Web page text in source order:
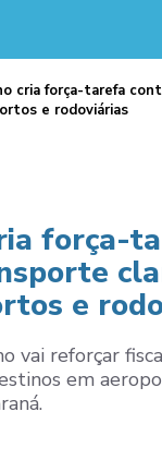
cria força-tarefa
e rodoviárias
força-
e
vai reforçar
em